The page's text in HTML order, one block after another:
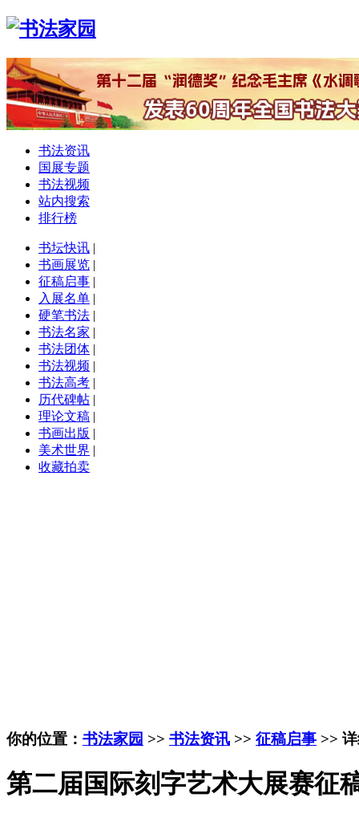
书法资讯
国展专题
书法视频
站内搜索
排行榜
书坛快讯 |
书画展览 |
征稿启事 |
入展名单 |
硬笔书法 |
书法名家 |
书法团体 |
书法视频 |
书法高考 |
历代碑帖 |
理论文稿 |
书画出版 |
美术世界 |
收藏拍卖
你的位置： 书法家园 >> 书法资讯 >> 征稿启事 >>
第二届国际刻字艺术大展赛征